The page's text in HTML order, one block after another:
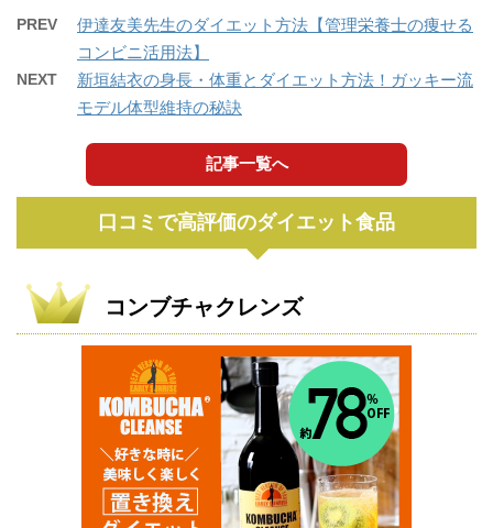
PREV
伊達友美先生のダイエット方法【管理栄養士の痩せる
コンビニ活用法】
NEXT
新垣結衣の身長・体重とダイエット方法！ガッキー流
モデル体型維持の秘訣
記事一覧へ
口コミで高評価のダイエット食品
コンブチャクレンズ